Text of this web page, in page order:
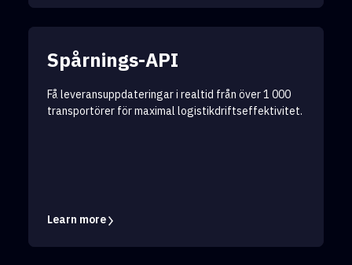
Spårnings-API
Få leveransuppdateringar i realtid från över 1 000
transportörer för maximal logistikdriftseffektivitet.
Learn more